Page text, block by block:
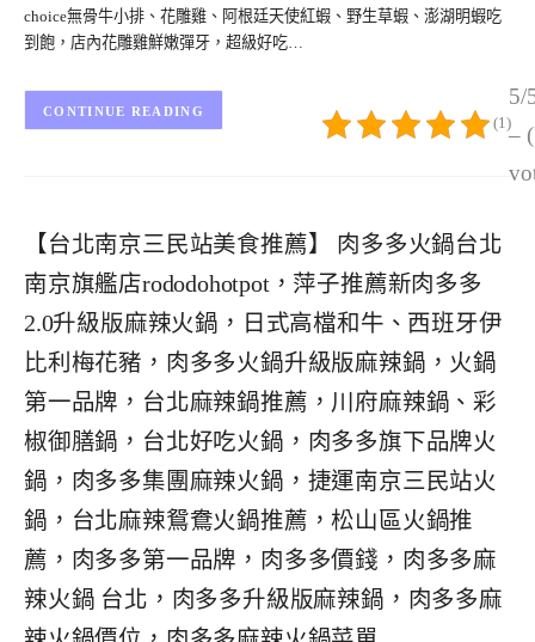
choice無骨牛小排、花雕雞、阿根廷天使紅蝦、野生草蝦、澎湖明蝦吃
到飽，店內花雕雞鮮嫩彈牙，超級好吃…
5/
–
(1)
CONTINUE READING
【台北南京三民站美食推薦】 肉多多火鍋台北
南京旗艦店rododohotpot，萍子推薦新肉多多
2.0升級版麻辣火鍋，日式高檔和牛、西班牙伊
比利梅花豬，肉多多火鍋升級版麻辣鍋，火鍋
第一品牌，台北麻辣鍋推薦，川府麻辣鍋、彩
椒御膳鍋，台北好吃火鍋，肉多多旗下品牌火
鍋，肉多多集團麻辣火鍋，捷運南京三民站火
鍋，台北麻辣鴛鴦火鍋推薦，松山區火鍋推
薦，肉多多第一品牌，肉多多價錢，肉多多麻
辣火鍋 台北，肉多多升級版麻辣鍋，肉多多麻